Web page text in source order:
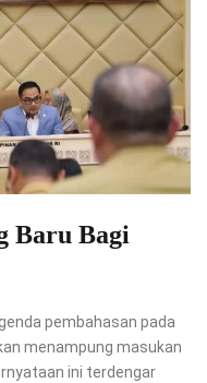
Baru Bagi
pembahasan pada
menampung masukan
ini terdengar